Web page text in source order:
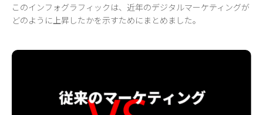
このインフォグラフィックは、近年のデジタルマーケティングが
どのように上昇したかを示すためにまとめました。